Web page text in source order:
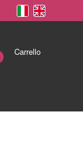
Carrello